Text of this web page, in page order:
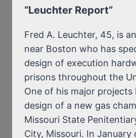
“Leuchter Report”
Fred A. Leuchter, 45, is
near Boston who has
design of execution
prisons throughout the
One of his major projects
design of a new gas
Missouri State
City, Missouri. In